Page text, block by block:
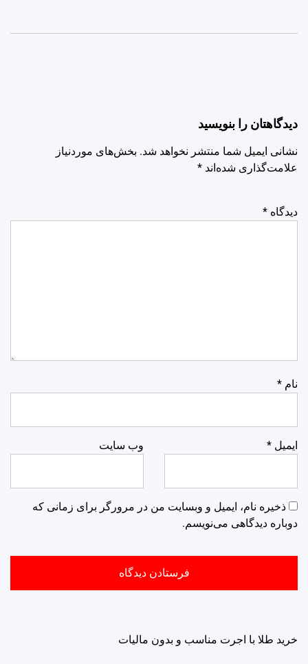
دیدگاهتان را بنویسید
نشانی ایمیل شما منتشر نخواهد شد. بخش‌های موردنیاز
علامت‌گذاری شده‌اند *
دیدگاه *
نام *
ایمیل * وب‌ سایت
ذخیره نام، ایمیل و وبسایت من در مرورگر برای زمانی که
دوباره دیدگاهی می‌نویسم.
خرید طلا با اجرت مناسب و بدون مالیات